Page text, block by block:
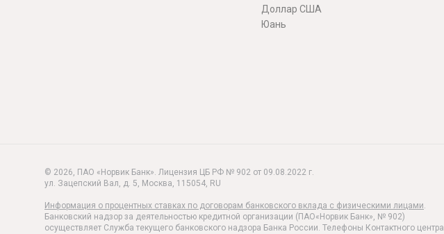
Доллар США
Юань
© 2026, ПАО «Норвик Банк». Лицензия ЦБ РФ № 902 от 09.08.2022 г.
ул. Зацепский Вал, д. 5, Москва, 115054, RU
Информация о процентных ставках по договорам банковского вклада с физическими лицами.
Банковский надзор за деятельностью кредитной организации (ПАО«Норвик Банк», № 902)
осуществляет Служба текущего банковского надзора Банка России. Телефоны Контактного центра